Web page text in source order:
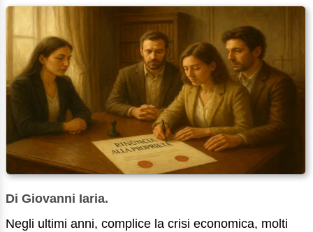
Di Giovanni Iaria.
Negli ultimi anni, complice la crisi economica, molti